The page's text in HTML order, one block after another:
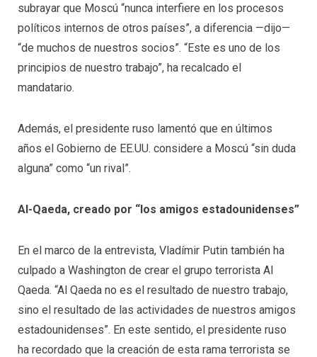
subrayar que Moscú “nunca interfiere en los procesos
políticos internos de otros países”, a diferencia —dijo—
“de muchos de nuestros socios”. “Este es uno de los
principios de nuestro trabajo”, ha recalcado el
mandatario.
Además, el presidente ruso lamentó que en últimos
años el Gobierno de EE.UU. considere a Moscú “sin duda
alguna” como “un rival”.
Al-Qaeda, creado por “los amigos estadounidenses”
En el marco de la entrevista, Vladímir Putin también ha
culpado a Washington de crear el grupo terrorista Al
Qaeda. “Al Qaeda no es el resultado de nuestro trabajo,
sino el resultado de las actividades de nuestros amigos
estadounidenses”. En este sentido, el presidente ruso
ha recordado que la creación de esta rama terrorista se